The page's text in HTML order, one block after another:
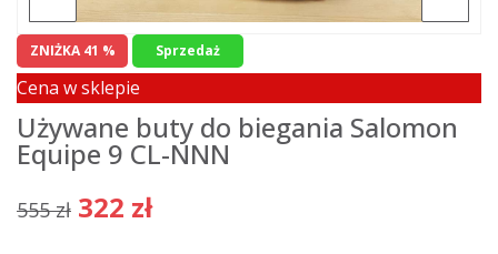
ZNIŻKA 41 % Sprzedaż
Cena w sklepie
Używane buty do biegania Salomon
Equipe 9 CL-NNN
555 zł 322 zł